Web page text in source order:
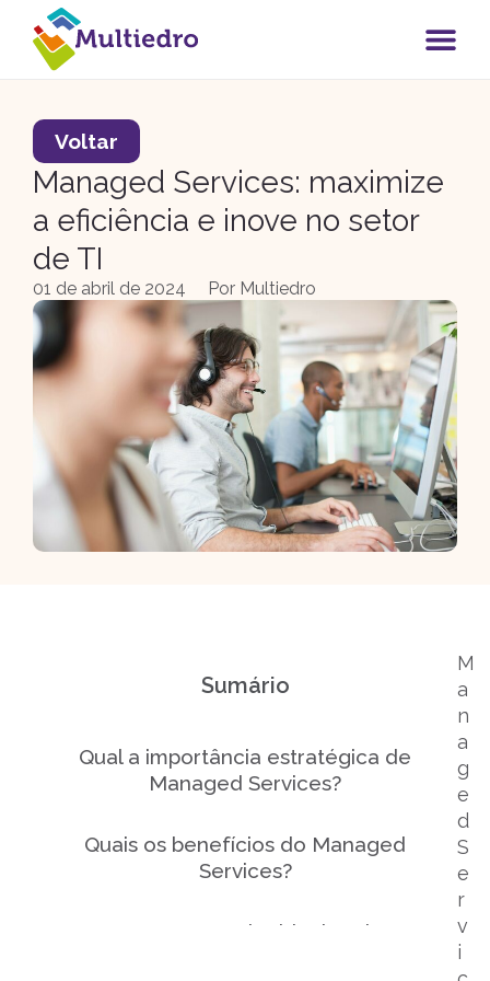
Voltar
Managed Services: maximize
a eficiência e inove no setor
de TI
01 de abril de 2024 Por Multiedro
M
a
n
a
g
e
d
S
e
r
v
i
Sumário
Qual a importância estratégica de
Managed Services?
Quais os benefícios do Managed
Services?
Como o parceiro ideal pode